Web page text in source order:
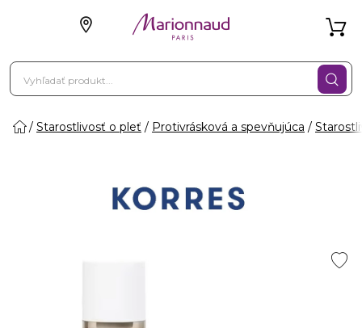
Starostlivosť o pleť Protivrásková a spevňujúca